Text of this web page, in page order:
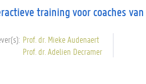
training voor coaches
Prof. dr. Mieke Audenaert
Prof. dr. Adelien Decramer